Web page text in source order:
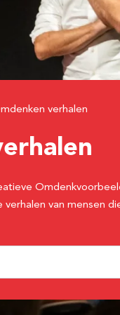
verhalen
van mensen